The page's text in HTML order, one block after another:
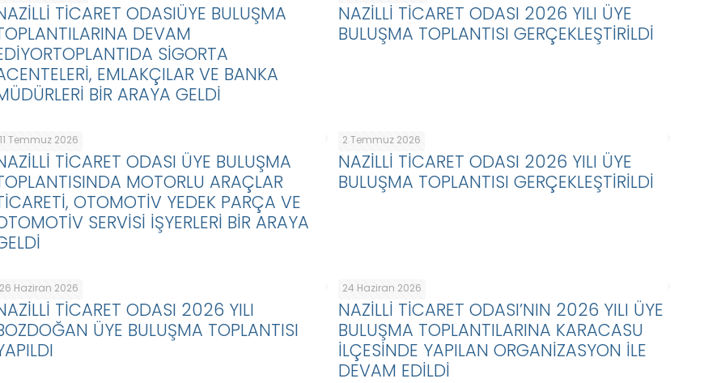
TİCARET ODASIÜYE BULUŞMA
DEVAM
SİGORTA
EMLAKÇILAR VE BANKA
BİR ARAYA GELDİ
NAZİLLİ TİCARET ODASI 2026 YILI ÜYE
BULUŞMA TOPLANTISI GERÇEKLEŞTİRİLDİ
11 Temmuz 2026
TİCARET ODASI ÜYE BULUŞMA
MOTORLU ARAÇLAR
OTOMOTİV YEDEK PARÇA VE
SERVİSİ İŞYERLERİ BİR ARAYA
2 Temmuz 2026
NAZİLLİ TİCARET ODASI 2026 YILI ÜYE
BULUŞMA TOPLANTISI GERÇEKLEŞTİRİLDİ
26 Haziran 2026
TİCARET ODASI 2026 YILI
ÜYE BULUŞMA TOPLANTISI
24 Haziran 2026
NAZİLLİ TİCARET ODASI’NIN 2026 YILI ÜYE
BULUŞMA TOPLANTILARINA KARACASU
İLÇESİNDE YAPILAN ORGANİZASYON İLE
DEVAM EDİLDİ